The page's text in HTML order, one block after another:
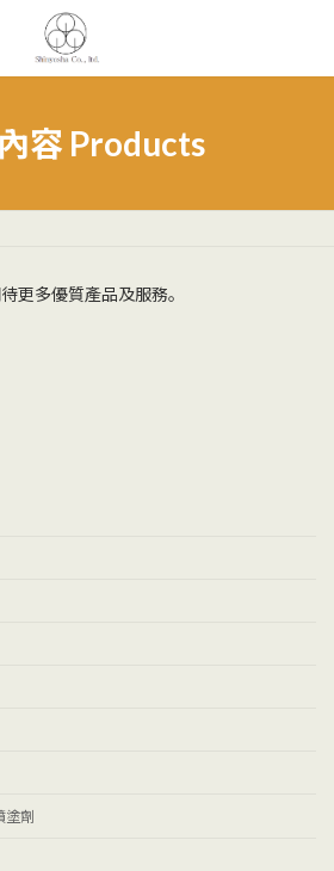
容 Products
更多優質產品及服務。
塗劑